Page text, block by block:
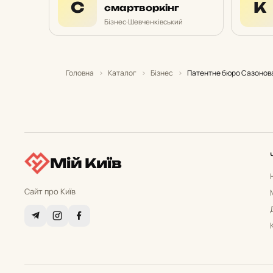
С
смартворкінг
Бізнес·Шевченківський
К
Головна › Каталог › Бізнес › Патентне бюро
Мій Київ
Сайт про Київ